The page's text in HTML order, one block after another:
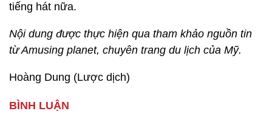
tiếng hát nữa.
Nội dung được thực hiện qua tham khảo nguồn tin
từ Amusing planet, chuyên trang du lịch của Mỹ.
Hoàng Dung (Lược dịch)